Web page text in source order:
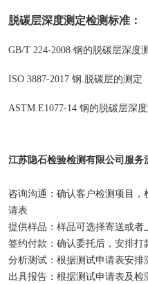
脱碳层深度测定检测标准 ：
GB/T 224-2008 钢的脱碳层深度
ISO 3887-2017 钢.脱碳层的测定
ASTM E1077-14 钢的脱碳层深
江苏隐石检验检测有限公司 服务
咨询沟通：确认客户检测项目
请表
提供样品：样品可选择寄送或者
签约付款：确认委托后，安排打
分析测试：根据测试申请表安排
出具报告：根据测试申请表及